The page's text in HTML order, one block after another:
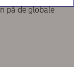
på de globale